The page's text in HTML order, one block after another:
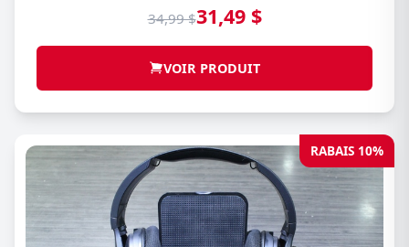
34,99 $31,49 $
VOIR PRODUIT
RABAIS 10%